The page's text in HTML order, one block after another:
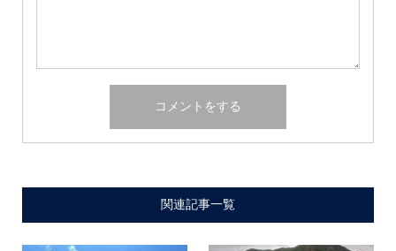
関連記事一覧